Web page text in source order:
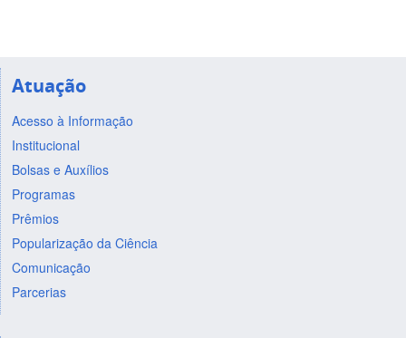
Atuação
Acesso à Informação
Institucional
Bolsas e Auxílios
Programas
Prêmios
Popularização da Ciência
Comunicação
Parcerias